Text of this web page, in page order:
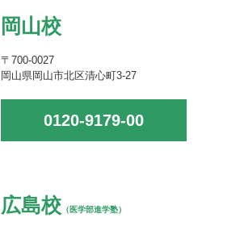
岡山校
〒700-0027
岡山県岡山市北区清心町3-27
0120-9179-00
広島校 （医学部進学塾）